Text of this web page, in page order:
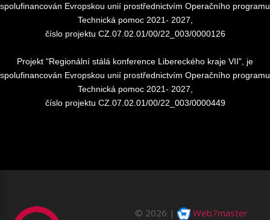
spolufinancován Evropskou unií prostřednictvím Operačního programu
Technická pomoc 2021- 2027,
číslo projektu CZ.07.02.01/00/22_003/0000126
Projekt "Regionální stálá konference Libereckého kraje VII", je
spolufinancován Evropskou unií prostřednictvím Operačního programu
Technická pomoc 2021- 2027,
číslo projektu CZ.07.02.01/00/22_003/0000449
© 2026
Web7master